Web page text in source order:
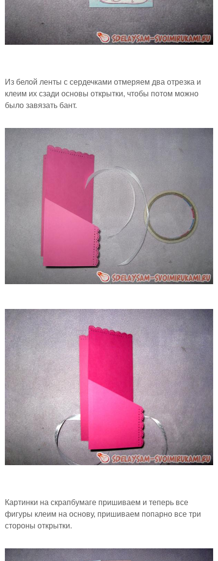
Из белой ленты с сердечками отмеряем два отрезка и
клеим их сзади основы открытки, чтобы потом можно
было завязать бант.
Картинки на скрапбумаге пришиваем и теперь все
фигуры клеим на основу, пришиваем попарно все три
стороны открытки.